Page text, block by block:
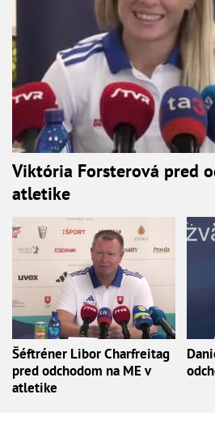
Viktória Forsterová pred
atletike
Šéftréner Libor Charfreitag
pred odchodom na ME v
atletike